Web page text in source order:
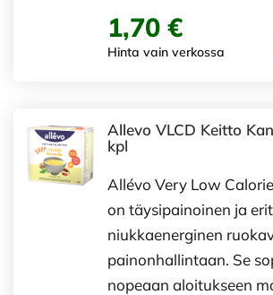
1,70 €
Hinta vain verkossa
Allevo VLCD Keitto
kpl
Allévo Very Low
on täysipainoinen ja
niukkaenerginen
painonhallintaan. Se
nopeaan aloitukseen